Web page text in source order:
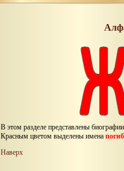
В этом разделе представлены
Красным цветом выделены имена
Наверх